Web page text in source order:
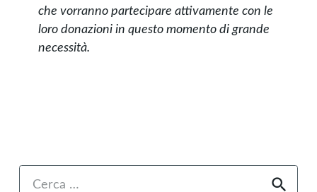
che vorranno partecipare attivamente con le
loro donazioni in questo momento di grande
necessità.